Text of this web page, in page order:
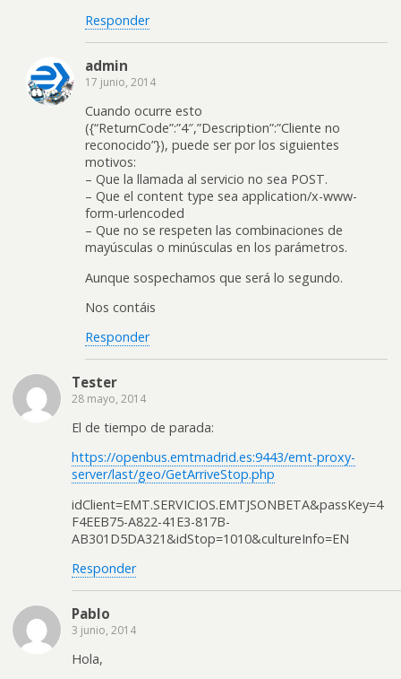
Responder
admin
17 junio, 2014
Cuando ocurre esto
({“ReturnCode”:”4″,”Description”:”Cliente no
reconocido”}), puede ser por los siguientes
motivos:
– Que la llamada al servicio no sea POST.
– Que el content type sea application/x-www-
form-urlencoded
– Que no se respeten las combinaciones de
mayúsculas o minúsculas en los parámetros.
Aunque sospechamos que será lo segundo.
Nos contáis
Responder
Tester
28 mayo, 2014
El de tiempo de parada:
https://openbus.emtmadrid.es:9443/emt-proxy-
server/last/geo/GetArriveStop.php
idClient=EMT.SERVICIOS.EMTJSONBETA&passKey=4
F4EEB75-A822-41E3-817B-
AB301D5DA321&idStop=1010&cultureInfo=EN
Responder
Pablo
3 junio, 2014
Hola,